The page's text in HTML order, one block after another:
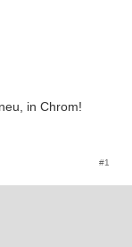
in Chrom!
#1